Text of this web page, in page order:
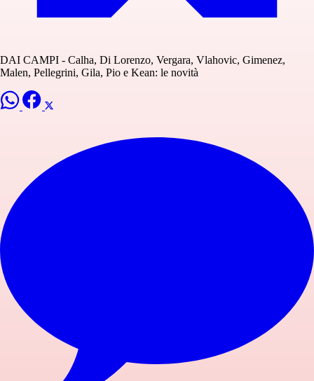
DAI CAMPI - Calha, Di Lorenzo, Vergara, Vlahovic, Gimenez,
Malen, Pellegrini, Gila, Pio e Kean: le novità